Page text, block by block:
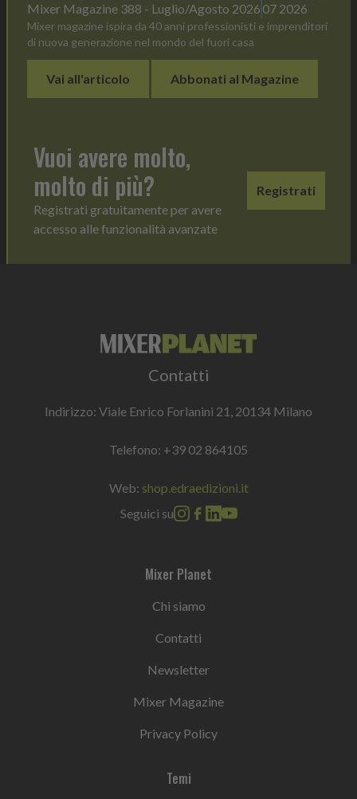
Mixer Magazine 388 - Luglio/Agosto 2026 07 2026
Mixer magazine ispira da 40 anni professionisti e imprenditori
di nuova generazione nel mondo del fuori casa
Vai all'articolo Abbonati al Magazine
Vuoi avere molto,
molto di più?
Registrati gratuitamente per avere
accesso alle funzionalità avanzate
Registrati
Contatti
Indirizzo: Viale Enrico Forlanini 21, 20134 Milano
Telefono: +39 02 864105
Web: shop.edraedizioni.it
Seguici su
Mixer Planet
Chi siamo
Contatti
Newsletter
Mixer Magazine
Privacy Policy
Temi